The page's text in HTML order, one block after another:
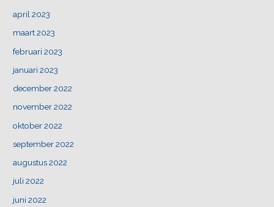
april 2023
maart 2023
februari 2023
januari 2023
december 2022
november 2022
oktober 2022
september 2022
augustus 2022
juli 2022
juni 2022